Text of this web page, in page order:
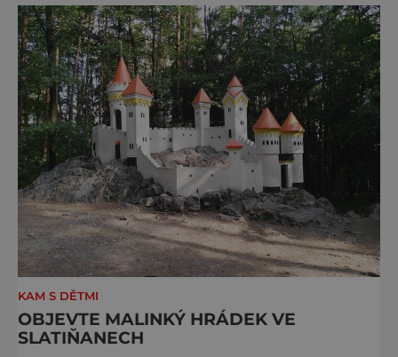
S norimberským Christkindlesmarktem se
drážďanské vánoční trhy každoročně
přetahují o pozici nejnavštěvovanějších t
KAM S DĚTMI
OBJEVTE MALINKÝ HRÁDEK VE
SLATIŇANECH